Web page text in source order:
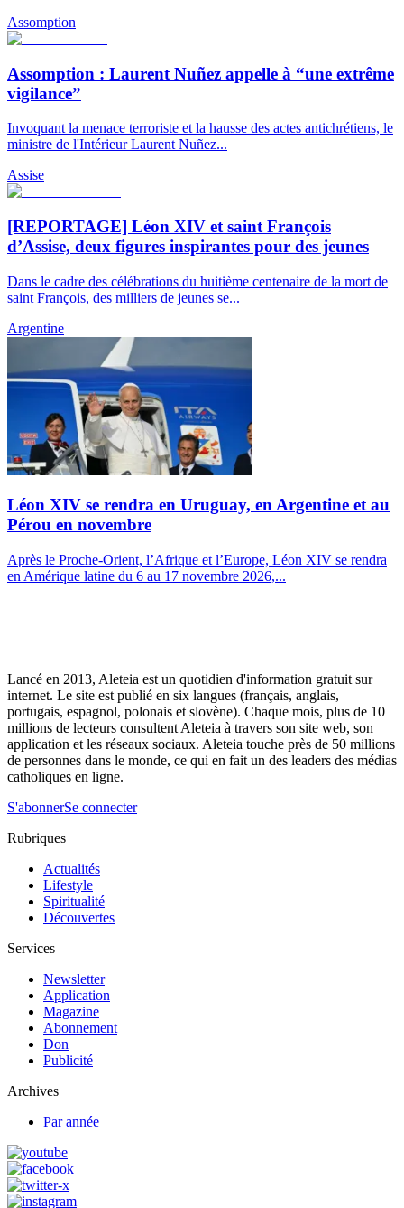
Assomption
Assomption : Laurent Nuñez appelle à “une extrême
vigilance”
Invoquant la menace terroriste et la hausse des actes antichrétiens, le
ministre de l'Intérieur Laurent Nuñez...
Assise
[REPORTAGE] Léon XIV et saint François
d’Assise, deux figures inspirantes pour des jeunes
Dans le cadre des célébrations du huitième centenaire de la mort de
saint François, des milliers de jeunes se...
Argentine
Léon XIV se rendra en Uruguay, en Argentine et au
Pérou en novembre
Après le Proche-Orient, l’Afrique et l’Europe, Léon XIV se rendra
en Amérique latine du 6 au 17 novembre 2026,...
Lancé en 2013, Aleteia est un quotidien d'information gratuit sur
internet. Le site est publié en six langues (français, anglais,
portugais, espagnol, polonais et slovène). Chaque mois, plus de 10
millions de lecteurs consultent Aleteia à travers son site web, son
application et les réseaux sociaux. Aleteia touche près de 50 millions
de personnes dans le monde, ce qui en fait un des leaders des médias
catholiques en ligne.
S'abonnerSe connecter
Rubriques
Actualités
Lifestyle
Spiritualité
Découvertes
Services
Newsletter
Application
Magazine
Abonnement
Don
Publicité
Archives
Par année